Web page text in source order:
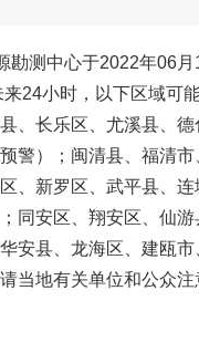
勘测中心于2022年06
24小时，以下区域可
、长乐区、尤溪县、
警）；闽清县、福清市
、新罗区、武平县、连
同安区、翔安区、仙
安县、龙海区、建瓯市
当地有关单位和公众